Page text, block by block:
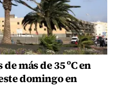
más de 35 ºC en
domingo en